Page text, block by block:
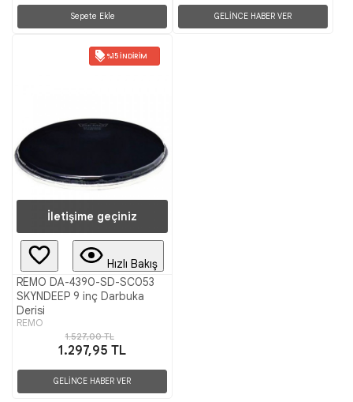
Sepete Ekle GELİNCE HABER VER
%15 İNDIRIM
İletişime geçiniz
Hızlı Bakış
REMO DA-4390-SD-SC053
SKYNDEEP 9 inç Darbuka
Derisi
REMO
1.527,00 TL
1.297,95 TL
GELİNCE HABER VER